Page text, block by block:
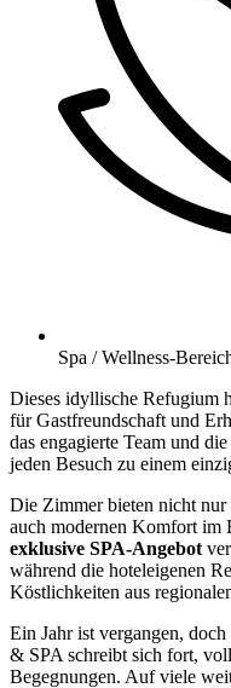
Spa / Wellness-
Dieses idyllische Refugium
für Gastfreundschaft und
das engagierte Team und die
jeden Besuch zu einem
Die Zimmer bieten nicht nur
auch modernen Komfort im
exklusive SPA-Angebot
während die hoteleigenen
Köstlichkeiten aus
Ein Jahr ist vergangen,
& SPA schreibt sich fort,
Begegnungen. Auf viele